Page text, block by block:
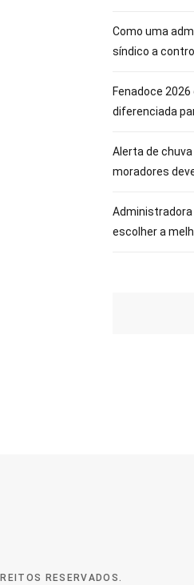
Como uma
síndico a
Fenadoce
diferenciada
Alerta de
moradores
escolher a
RESERVADOS.